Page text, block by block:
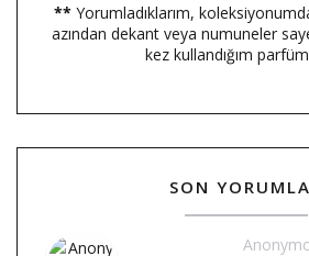
** Yorumladıklarım,
azından dekant veya numuneler
kez kullandığım
SON